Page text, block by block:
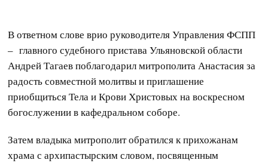
В ответном слове врио руководителя Управления ФСПП
– главного судебного пристава Ульяновской области
Андрей Тагаев поблагодарил митрополита Анастасия за
радость совместной молитвы и приглашение
приобщиться Тела и Крови Христовых на воскресном
богослужении в кафедральном соборе.
Затем владыка митрополит обратился к прихожанам
храма с архипастырским словом, посвященным